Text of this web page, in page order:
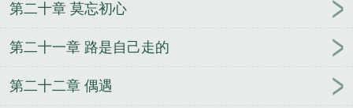
第二十章 莫忘初心
第二十一章 路是自己走的
第二十二章 偶遇